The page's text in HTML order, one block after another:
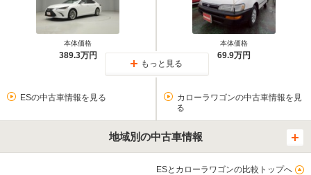
本体価格
389.3万円
本体価格
69.9万円
もっと見る
ESの中古車情報を見る
カローラワゴンの中古車情報を見
る
地域別の中古車情報
ESとカローラワゴンの比較トップへ